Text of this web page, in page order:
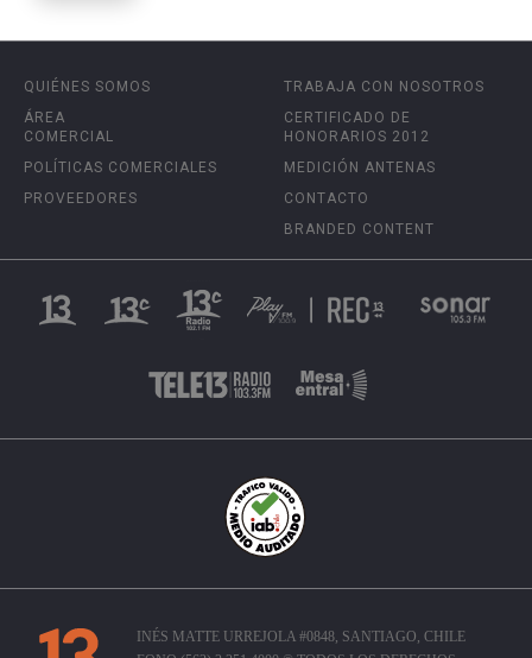
QUIÉNES SOMOS
ÁREA
COMERCIAL
POLÍTICAS COMERCIALES
PROVEEDORES
TRABAJA CON NOSOTROS
CERTIFICADO DE
HONORARIOS 2012
MEDICIÓN ANTENAS
CONTACTO
BRANDED CONTENT
INÉS MATTE URREJOLA #0848, SANTIAGO, CHILE